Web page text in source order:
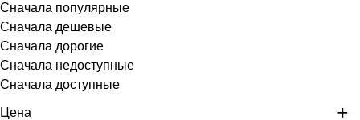
Сначала популярные
Сначала дешевые
Сначала дорогие
Сначала недоступные
Сначала доступные
Цена